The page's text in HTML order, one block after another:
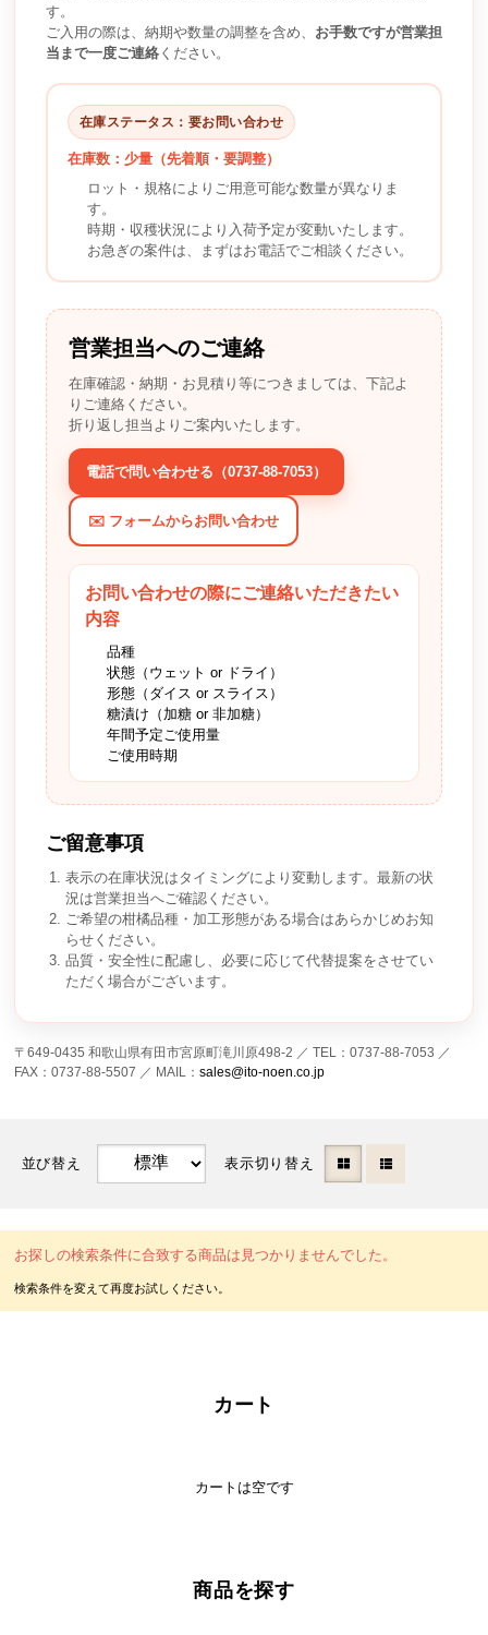
す。
ご入用の際は、納期や数量の調整を含め、 お手数ですが営業担
当まで一度ご連絡 ください。
在庫ステータス：要お問い合わせ
在庫数：少量（先着順・要調整）
ロット・規格によりご用意可能な数量が異なりま
す。
時期・収穫状況により入荷予定が変動いたします。
お急ぎの案件は、まずはお電話でご相談ください。
営業担当へのご連絡
在庫確認・納期・お見積り等につきましては、下記よ
りご連絡ください。
折り返し担当よりご案内いたします。
電話で問い合わせる（0737-88-7053）
✉️ フォームからお問い合わせ
お問い合わせの際にご連絡いただきたい
内容
品種
状態（ウェット or ドライ）
形態（ダイス or スライス）
糖漬け（加糖 or 非加糖）
年間予定ご使用量
ご使用時期
ご留意事項
表示の在庫状況はタイミングにより変動します。最新の状
況は営業担当へご確認ください。
ご希望の柑橘品種・加工形態がある場合はあらかじめお知
らせください。
品質・安全性に配慮し、必要に応じて代替提案をさせてい
ただく場合がございます。
〒649-0435 和歌山県有田市宮原町滝川原498-2 ／ TEL：0737-88-7053 ／
FAX：0737-88-5507 ／ MAIL： sales@ito-noen.co.jp
並び替え 表示切り替え
お探しの検索条件に合致する商品は見つかりませんでした。
カート
カートは空です
商品を探す